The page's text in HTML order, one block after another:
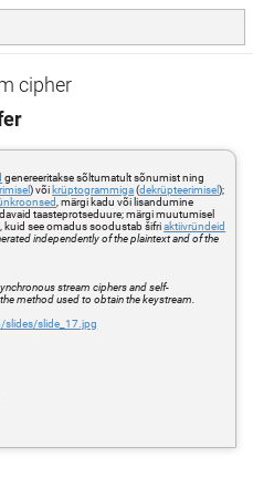
cipher
genereeritakse sõltumatult sõnumist ning
) või krüptogrammiga(dekrüpteerimisel);
, märgi kadu või lisandumine
taasteprotseduure; märgi muutumisel
kuid see omadus soodustab šifriaktiivründeid
independently of the plaintext and of the
stream ciphers and self-
method used to obtain the keystream.
slide_17.jpg